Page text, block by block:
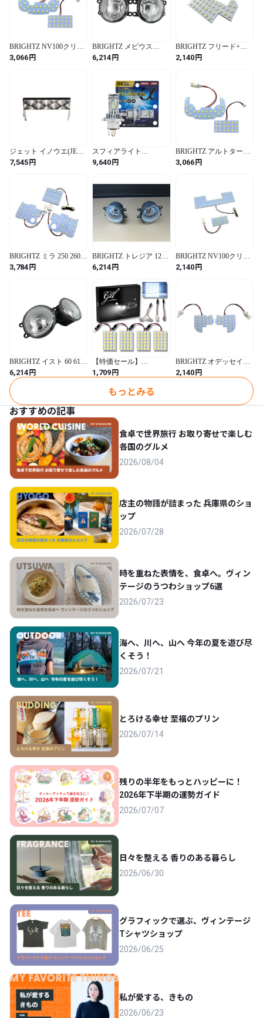
BRIGHTZ NV100クリッ
パー DR64V LEDルーム
ランプ 2PC 【 ROOM－
3,066円
BRIGHTZ メビウス
ZVW41N クリスタルフ
ォグライト Lタイプ 【
ZVW41 W41 41 40 16994
6,214円
BRIGHTZ フリード+
GB5 GB6 LEDルームラ
ンプ 1PC 【 ROOM-
フリード + フリードプラ
ス フリード プラス
28087
2,140円
ジェット イノウエ(JET
INOUE)中間サイドラン
プ用バイザー ウロコ 高
7,545円
スフィアライト
(Spherelight) スフィア
LED ライジングα 2輪用
SRAMH4045-02
9,640円
BRIGHTZ アルトターボ
RS HA36S LEDルームラ
ンプ 2PC 【 ROOM－
3,066円
BRIGHTZ ミラ 250 260
LEDルームランプ 3PC
【 ROOM-LAMP-024 】
3,784円
BRIGHTZ トレジア 120
125 クリスタルフォグラ
イト Lタイプ 【 FOG-H-
026 】 NSP120X
NCP120X NCP125X NSP
NCP NSP120 P120
NCP120 NCP125 P125
16992
6,214円
BRIGHTZ NV100クリッ
パーリオ DR64W LEDル
ームランプ 2PC 【
リオ クリッパー リオ
33680
2,140円
BRIGHTZ イスト 60 61
65 クリスタルフォグラ
イト Lタイプ 【 FOG-H-
026 】 NCP60 NCP61
NCP65 NCP P60 P61 P65
16938 フォグランプ
6,214円
【特価セール】
Grandview 5050 24連
SMD LED ドームライト
ルーム ランプ T10 BA9S
花飾り ホワイト パネル
1,709円
BRIGHTZ オデッセイ
RC1 RC2 LEDルームラン
プ 2PC 【 ROOM-LAMP-
041 】 RC C1 C2 1 2 オデ
2,140円
もっとみる
おすすめの記事
食卓で世界旅行 お取り寄せで楽しむ
各国のグルメ
2026/08/04
店主の物語が詰まった 兵庫県のショ
ップ
2026/07/28
時を重ねた表情を、食卓へ。ヴィン
テージのうつわショップ6選
2026/07/23
海へ、川へ、山へ 今年の夏を遊び尽
くそう！
2026/07/21
とろける幸せ 至福のプリン
2026/07/14
残りの半年をもっとハッピーに！
2026年下半期の運勢ガイド
2026/07/07
日々を整える 香りのある暮らし
2026/06/30
グラフィックで選ぶ、ヴィンテージ
Tシャツショップ
2026/06/25
私が愛する、きもの
2026/06/23